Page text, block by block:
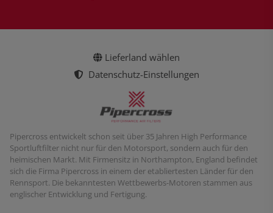
Lieferland wählen
Datenschutz-Einstellungen
Pipercross entwickelt schon seit über 35 Jahren High Performance
Sportluftfilter nicht nur für den Motorsport, sondern auch für den
heimischen Markt. Mit Firmensitz in Northampton, England befindet
sich die Firma Pipercross in einem der etabliertesten Länder für den
Rennsport. Die bekanntesten Wettbewerbs-Motoren stammen aus
englischer Entwicklung und Fertigung.